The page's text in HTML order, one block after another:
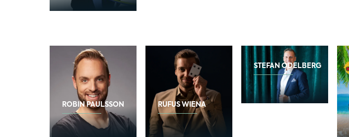
ROBIN PAULSSON RUFUS WIENA
STEFAN ODELBERG